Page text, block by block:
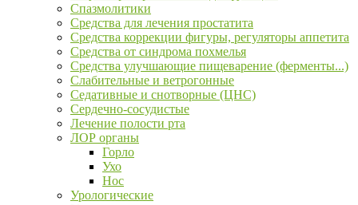
Спазмолитики
Средства для лечения простатита
Средства коррекции фигуры, регуляторы аппетита
Средства от синдрома похмелья
Средства улучшающие пищеварение (ферменты...)
Слабительные и ветрогонные
Седативные и снотворные (ЦНС)
Сердечно-сосудистые
Лечение полости рта
ЛОР органы
Горло
Ухо
Нос
Урологические